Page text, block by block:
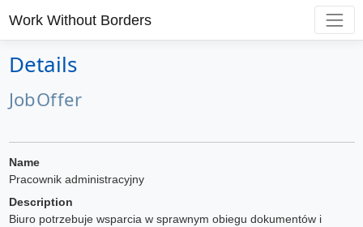
Work Without Borders
Details
JobOffer
Name
Pracownik administracyjny
Description
Biuro potrzebuje wsparcia w sprawnym obiegu dokumentów i